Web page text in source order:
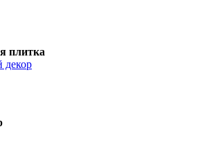
плитка
декор